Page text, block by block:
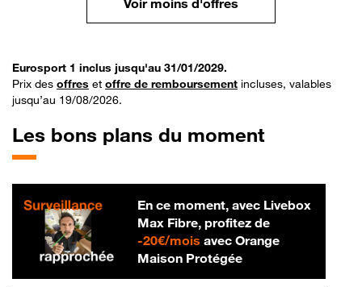
Voir moins d'offres
Eurosport 1 inclus jusqu'au 31/01/2029.
Prix des offres et offre de remboursement incluses, valables
jusqu’au 19/08/2026.
Les bons plans du moment
En ce moment, avec Livebox
Max Fibre, profitez de
-20€/mois20 € par mois
avec Orange
Maison Protégée